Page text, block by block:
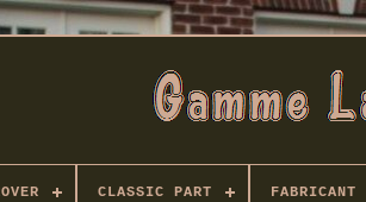
CLASSIC PART FABRICANT